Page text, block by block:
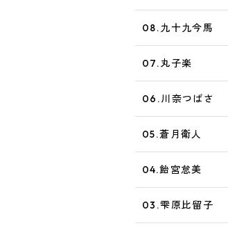
08.九十九今馬
07.丸子楽
06.川奈つばさ
05.蒼月衛人
04.飴宮怠美
03.雫原比留子